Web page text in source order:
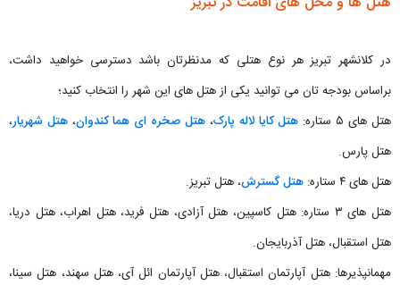
در کلانشهر تبریز هر نوع هتلی که مدنظرتان باشد دسترسی خواهید داشت،
براساس بودجه تان می توانید یکی از هتل های این شهر را انتخاب کنید؛
هتل های ۵ ستاره:
هتل کایا لاله پارک، هتل صخره ای هما کندوان، هتل شهریار،
هتل پارس.
هتل های ۴ ستاره:
هتل گسترش، هتل تبریز.
هتل های ۳ ستاره: هتل کاسپین، هتل آزادی، هتل فرید، هتل اهراب، هتل دریا،
هتل استقبال، هتل آذربایجان.
مهمانپذیرها: هتل آپارتمان استقبال، هتل آپارتمان ائل آی، هتل سهند، هتل سینا،